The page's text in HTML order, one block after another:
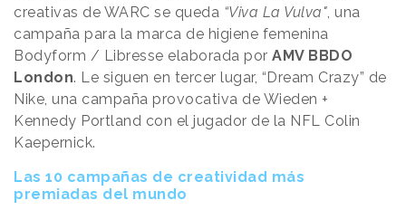
creativas de WARC se queda “Viva La Vulva" , una
campaña para la marca de higiene femenina
Bodyform / Libresse elaborada por AMV BBDO
London. Le siguen en tercer lugar, “Dream Crazy” de
Nike, una campaña provocativa de Wieden +
Kennedy Portland con el jugador de la NFL Colin
Kaepernick.
Las 10 campañas de creatividad más
premiadas del mundo